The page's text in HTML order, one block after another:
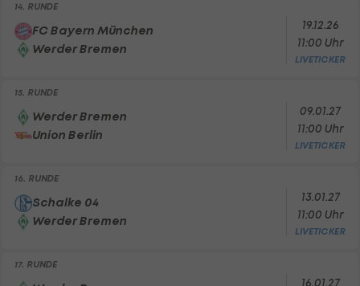
14. RUNDE
FC Bayern München
Werder Bremen
19.12.26
11:00 Uhr
LIVETICKER
15. RUNDE
Werder Bremen
Union Berlin
09.01.27
11:00 Uhr
LIVETICKER
16. RUNDE
Schalke 04
Werder Bremen
13.01.27
11:00 Uhr
LIVETICKER
17. RUNDE
16.01.27